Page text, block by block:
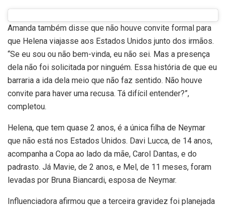
Amanda também disse que não houve convite formal para
que Helena viajasse aos Estados Unidos junto dos irmãos.
“Se eu sou ou não bem-vinda, eu não sei. Mas a presença
dela não foi solicitada por ninguém. Essa história de que eu
barraria a ida dela meio que não faz sentido. Não houve
convite para haver uma recusa. Tá difícil entender?”,
completou.
Helena, que tem quase 2 anos, é a única filha de Neymar
que não está nos Estados Unidos. Davi Lucca, de 14 anos,
acompanha a Copa ao lado da mãe, Carol Dantas, e do
padrasto. Já Mavie, de 2 anos, e Mel, de 11 meses, foram
levadas por Bruna Biancardi, esposa de Neymar.
Influenciadora afirmou que a terceira gravidez foi planejada